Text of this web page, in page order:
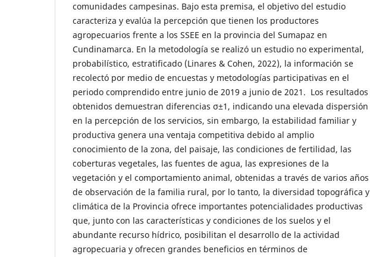
comunidades campesinas. Bajo esta premisa, el objetivo del estudio
caracteriza y evalúa la percepción que tienen los productores
agropecuarios frente a los SSEE en la provincia del Sumapaz en
Cundinamarca. En la metodología se realizó un estudio no experimental,
probabilístico, estratificado (Linares & Cohen, 2022), la información se
recolectó por medio de encuestas y metodologías participativas en el
periodo comprendido entre junio de 2019 a junio de 2021. Los resultados
obtenidos demuestran diferencias σ±1, indicando una elevada dispersión
en la percepción de los servicios, sin embargo, la estabilidad familiar y
productiva genera una ventaja competitiva debido al amplio
conocimiento de la zona, del paisaje, las condiciones de fertilidad, las
coberturas vegetales, las fuentes de agua, las expresiones de la
vegetación y el comportamiento animal, obtenidas a través de varios años
de observación de la familia rural, por lo tanto, la diversidad topográfica y
climática de la Provincia ofrece importantes potencialidades productivas
que, junto con las características y condiciones de los suelos y el
abundante recurso hídrico, posibilitan el desarrollo de la actividad
agropecuaria y ofrecen grandes beneficios en términos de